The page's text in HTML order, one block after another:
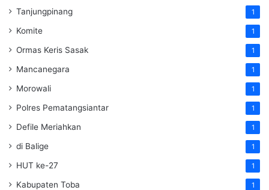
Tanjungpinang 1
Komite 1
Ormas Keris Sasak 1
Mancanegara 1
Morowali 1
Polres Pematangsiantar 1
Defile Meriahkan 1
di Balige 1
HUT ke-27 1
Kabupaten Toba 1